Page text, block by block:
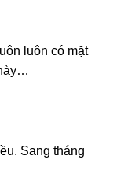
luôn có mặt
Sang tháng